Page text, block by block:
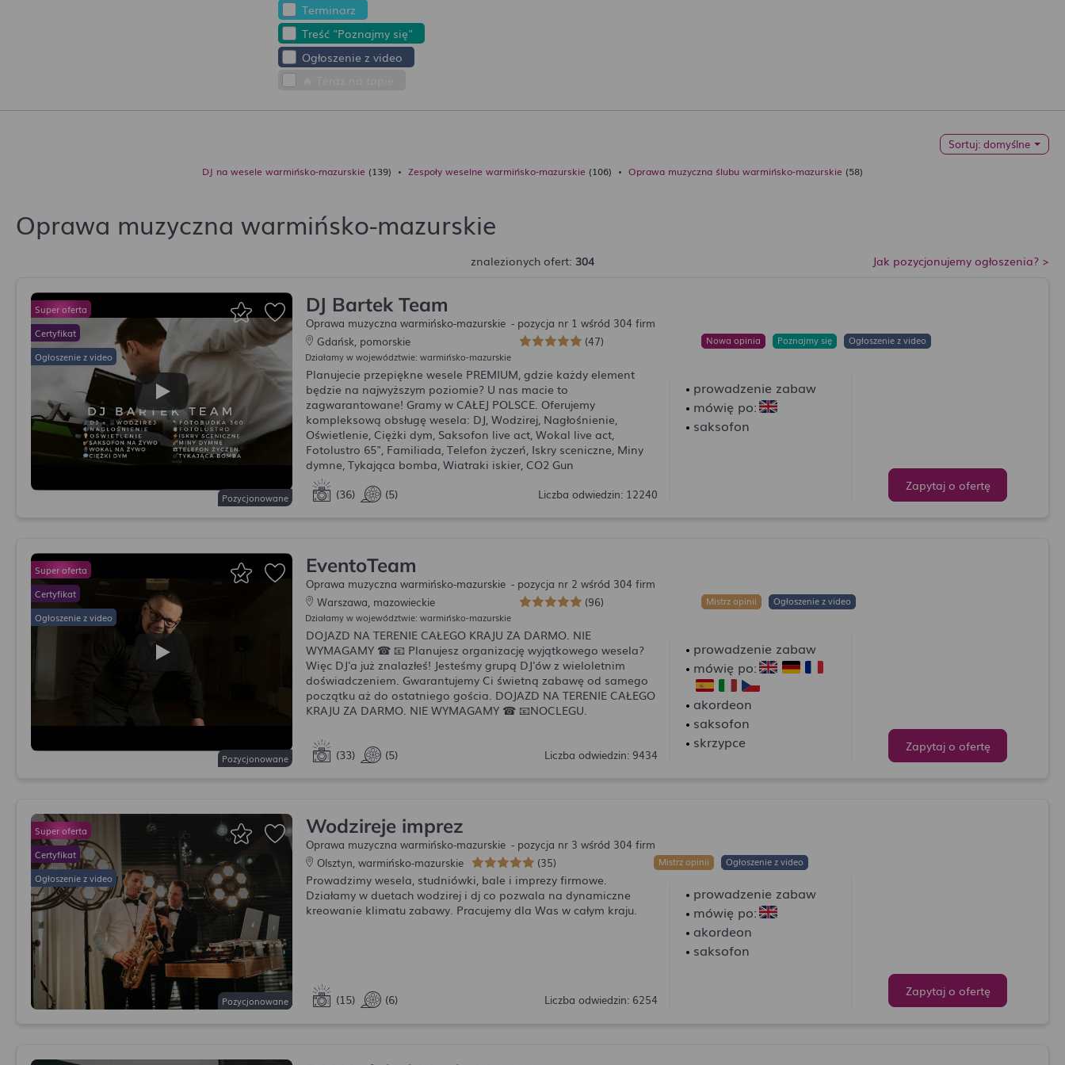
Terminarz
Treść "Poznajmy się"
Ogłoszenie z video
Sortuj: domyślne
DJ na wesele warmińsko-mazurskie (139) Zespoły weselne warmińsko-mazurskie (106) Oprawa muzyczna ślubu warmińsko-mazurskie (58)
Oprawa muzyczna warmińsko-mazurskie
znalezionych ofert: 304 Jak pozycjonujemy ogłoszenia? >
DJ Bartek Team
Oprawa muzyczna warmińsko-mazurskie - pozycja nr 1 wśród 304 firm
Pozycjonowane
Gdańsk, pomorskie
Działamy w województwie: warmińsko-mazurskie
(47) Nowa opinia Poznajmy się Ogłoszenie z video
prowadzenie zabaw
mówię po:
saksofon
Planujecie przepiękne wesele PREMIUM, gdzie każdy element
będzie na najwyższym poziomie? U nas macie to
zagwarantowane! Gramy w CAŁEJ POLSCE. Oferujemy
kompleksową obsługę wesela: DJ, Wodzirej, Nagłośnienie,
Oświetlenie, Ciężki dym, Saksofon live act, Wokal live act,
Fotolustro 65", Familiada, Telefon życzeń, Iskry sceniczne, Miny
dymne, Tykająca bomba, Wiatraki iskier, CO2 Gun
(36)
(5) Liczba odwiedzin: 12240
Zapytaj o ofertę
EventoTeam
Oprawa muzyczna warmińsko-mazurskie - pozycja nr 2 wśród 304 firm
Pozycjonowane
Warszawa, mazowieckie
Działamy w województwie: warmińsko-mazurskie
(96) Mistrz opinii Ogłoszenie z video
prowadzenie zabaw
mówię po:
akordeon
saksofon
skrzypce
DOJAZD NA TERENIE CAŁEGO KRAJU ZA DARMO. NIE
WYMAGAMY ☎ 📧 Planujesz organizację wyjątkowego wesela?
Więc DJ'a już znalazłeś! Jesteśmy grupą DJ'ów z wieloletnim
doświadczeniem. Gwarantujemy Ci świetną zabawę od samego
początku aż do ostatniego gościa. DOJAZD NA TERENIE CAŁEGO
KRAJU ZA DARMO. NIE WYMAGAMY ☎ 📧NOCLEGU.
(33) (5) Liczba odwiedzin: 9434
Zapytaj o ofertę
Wodzireje imprez
Oprawa muzyczna warmińsko-mazurskie - pozycja nr 3 wśród 304 firm
Pozycjonowane
Olsztyn, warmińsko-mazurskie (35) Mistrz opinii Ogłoszenie z video
prowadzenie zabaw
mówię po:
akordeon
saksofon
Prowadzimy wesela, studniówki, bale i imprezy firmowe.
Działamy w duetach wodzirej i dj co pozwala na dynamiczne
kreowanie klimatu zabawy. Pracujemy dla Was w całym kraju.
(15) (6) Liczba odwiedzin: 6254
Zapytaj o ofertę